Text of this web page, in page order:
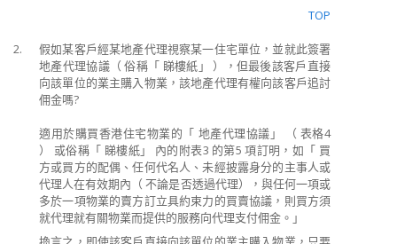
TOP
2.
假如某客戶經某地產代理視察某一住宅單位，並就此簽署
地產代理協議（ 俗稱「 睇樓紙」 ），但最後該客戶直接
向該單位的業主購入物業，該地產代理有權向該客戶追討
佣金嗎?
適用於購買香港住宅物業的「 地產代理協議」 （ 表格4
） 或俗稱「 睇樓紙」 內的附表3 的第5 項訂明，如「 買
方或買方的配偶、任何代名人、未經披露身分的主事人或
代理人在有效期內（ 不論是否透過代理），與任何一項或
多於一項物業的賣方訂立具約束力的買賣協議，則買方須
就代理就有關物業而提供的服務向代理支付佣金。」